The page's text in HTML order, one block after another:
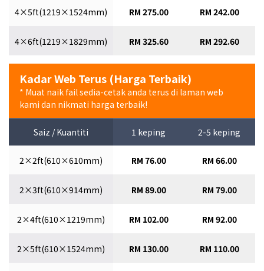
4×5ft(1219×1524mm) RM 275.00 RM 242.00
4×6ft(1219×1829mm) RM 325.60 RM 292.60
Kadar Web Terus (Harga Terbaik)
* Muat naik fail sedia-cetak anda terus di laman web
kami dan nikmati harga terbaik!
Saiz / Kuantiti 1 keping 2-5 keping
2×2ft(610×610mm) RM 76.00 RM 66.00
2×3ft(610×914mm) RM 89.00 RM 79.00
2×4ft(610×1219mm) RM 102.00 RM 92.00
2×5ft(610×1524mm) RM 130.00 RM 110.00